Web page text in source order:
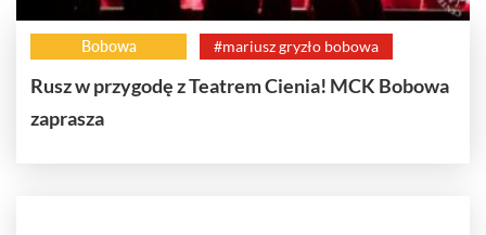
Bobowa #mariusz gryzło bobowa
Rusz w przygodę z Teatrem Cienia! MCK Bobowa
zaprasza